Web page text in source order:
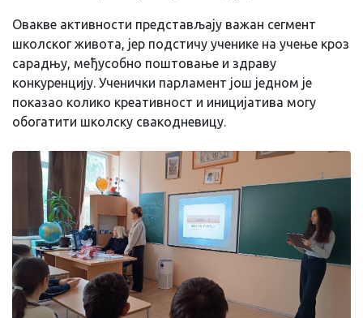
Овакве активности представљају важан сегмент
школског живота, јер подстичу ученике на учење кроз
сарадњу, међусобно поштовање и здраву
конкуренцију. Ученички парламент још једном је
показао колико креативност и иницијатива могу
обогатити школску свакодневицу.